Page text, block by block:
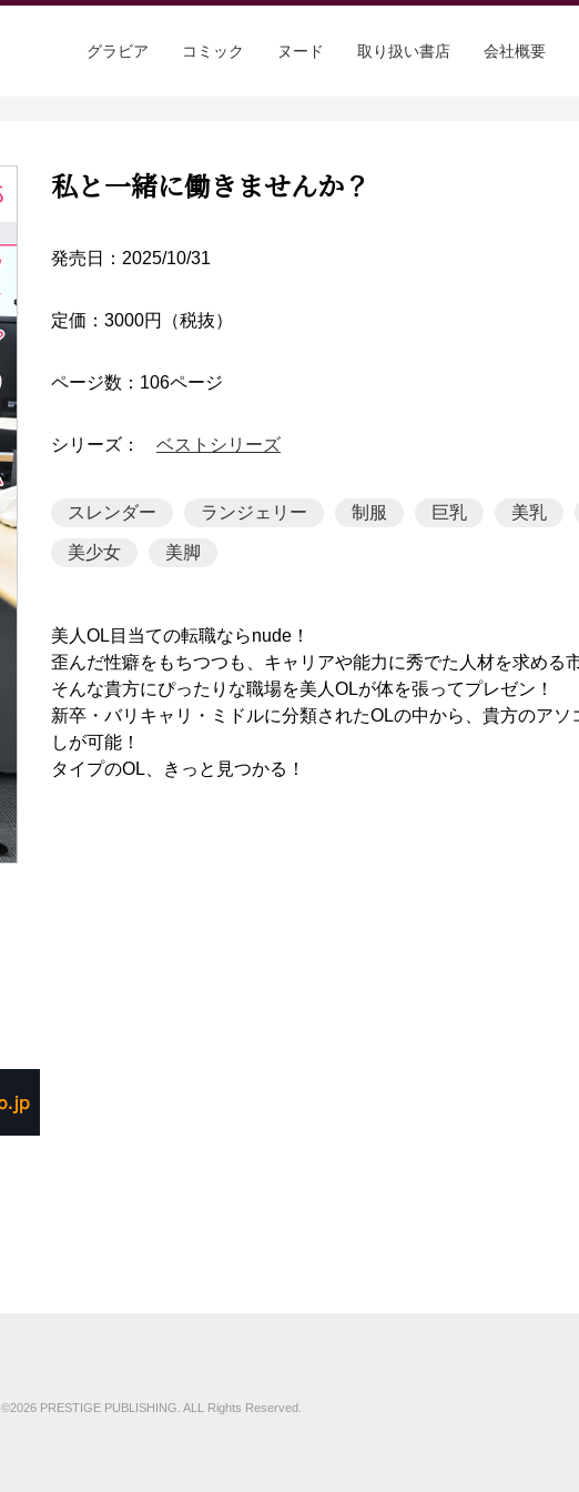
グラビア コミック ヌード 取り扱い書店 会社概要
私と一緒に働きませんか？
発売日：2025/10/31
定価：3000円（税抜）
ページ数：106ページ
シリーズ： ベストシリーズ
スレンダー ランジェリー 制服 巨乳 美乳
美少女 美脚
美人OL目当ての転職ならnude！
歪んだ性癖をもちつつも、キャリアや能力に秀でた人材を求める
そんな貴方にぴったりな職場を美人OLが体を張ってプレゼン！
新卒・バリキャリ・ミドルに分類されたOLの中から、貴方のアソ
しが可能！
タイプのOL、きっと見つかる！
©2026 PRESTIGE PUBLISHING. ALL Rights Reserved.